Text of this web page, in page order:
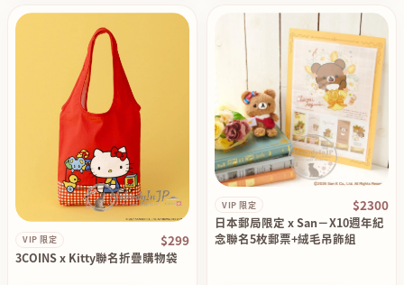
VIP 限定 $299
3COINS x Kitty聯名折疊購物袋
VIP 限定 $2300
日本郵局限定 x San－X10週年紀
念聯名5枚郵票+絨毛吊飾組